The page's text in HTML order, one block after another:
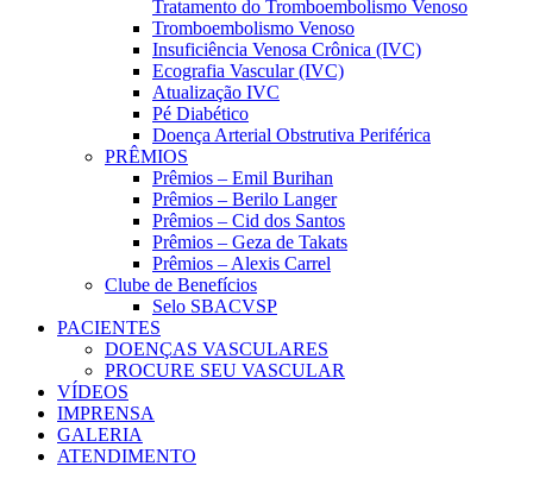
Tratamento do Tromboembolismo Venoso
Tromboembolismo Venoso
Insuficiência Venosa Crônica (IVC)
Ecografia Vascular (IVC)
Atualização IVC
Pé Diabético
Doença Arterial Obstrutiva Periférica
PRÊMIOS
Prêmios – Emil Burihan
Prêmios – Berilo Langer
Prêmios – Cid dos Santos
Prêmios – Geza de Takats
Prêmios – Alexis Carrel
Clube de Benefícios
Selo SBACVSP
PACIENTES
DOENÇAS VASCULARES
PROCURE SEU VASCULAR
VÍDEOS
IMPRENSA
GALERIA
ATENDIMENTO